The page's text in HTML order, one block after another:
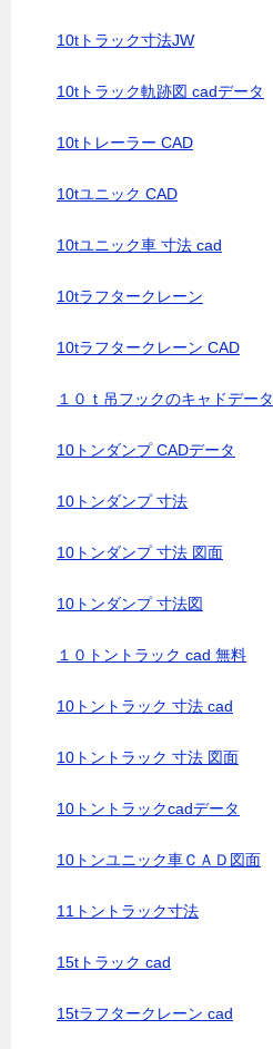
10tトラック寸法JW
10tトラック軌跡図 cadデータ
10tトレーラー CAD
10tユニック CAD
10tユニック車 寸法 cad
10tラフタークレーン
10tラフタークレーン CAD
１０ｔ吊フックのキャドデータ
10トンダンプ CADデータ
10トンダンプ 寸法
10トンダンプ 寸法 図面
10トンダンプ 寸法図
１０トントラック cad 無料
10トントラック 寸法 cad
10トントラック 寸法 図面
10トントラックcadデータ
10トンユニック車ＣＡＤ図面
11トントラック寸法
15tトラック cad
15tラフタークレーン cad